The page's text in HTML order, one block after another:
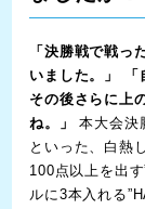
「決勝戦で戦っ
いました。」
その後さらに上
ね。」
本大会決
といった、白熱
100点以上を出
ルに3本入れる